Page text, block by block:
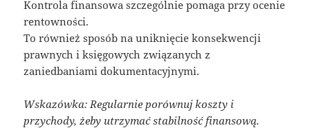
Kontrola finansowa szczególnie pomaga przy ocenie
rentowności.
To również sposób na uniknięcie konsekwencji
prawnych i księgowych związanych z
zaniedbaniami dokumentacyjnymi.
Wskazówka: Regularnie porównuj koszty i
przychody, żeby utrzymać stabilność finansową.